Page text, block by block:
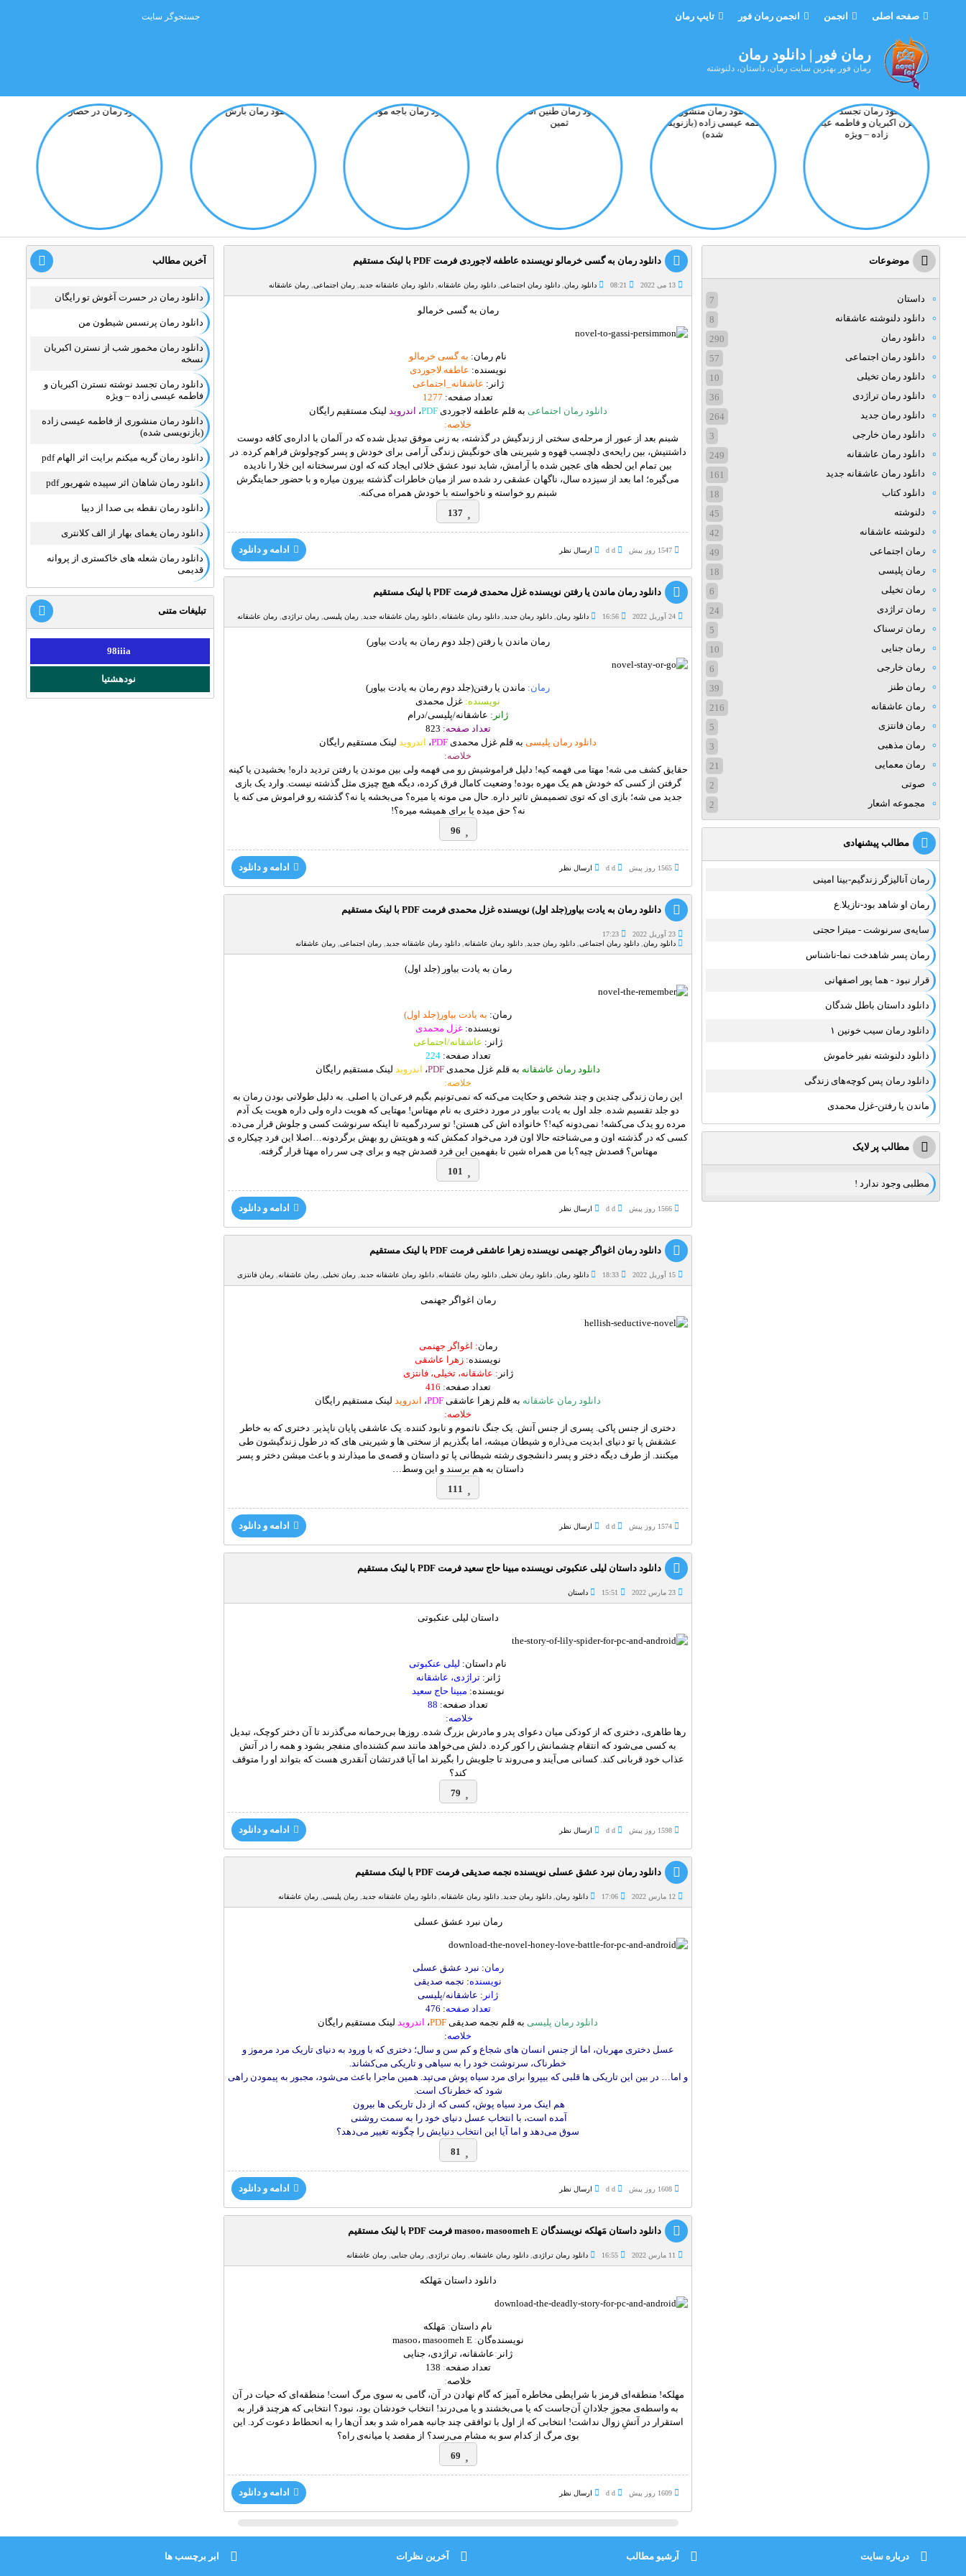
صفحه اصلی انجمن انجمن رمان فور تایپ رمان
رمان فور | دانلود رمان
رمان فور بهترین سایت رمان، داستان، دلنوشته
دانلود رمان به گسی خرمالو نویسنده عاطفه لاجوردی فرمت PDF با لینک مستقیم
13 می 2022 08:21 دانلود رمان دانلود رمان اجتماعی دانلود رمان عاشقانه دانلود رمان عاشقانه جدید رمان اجتماعی رمان عاشقانه
رمان به گسی خرمالو
نام رمان: به گسی خرمالو
نویسنده: عاطفه لاجوردی
ژانر: عاشقانه_اجتماعی
تعداد صفحه: 1277
دانلود رمان اجتماعی به قلم عاطفه لاجوردیPDF، اندروید لینک مستقیم رایگان
خلاصه:
شبنم بعد از عبور از مرحله‌ی سختی از زندگیش در گذشته، به زنی موفق تبدیل شده که در آلمان با اداره‌ی کافه دوست
داشتنیش، بین رایحه‌ی دلچسب قهوه و شیرینی های خونگیش زندگی آرامی برای خودش و پسر کوچولوش فراهم کرده. در
بین تمام این لحظه های عجین شده با آرامش، شاید نبود عشق خلائی ایجاد کنه که اون سرسختانه این خلا را نادیده
می‌گیره؛ اما بعد از سیزده سال، ناگهان عشقی رد شده سر از میان خاطرات گذشته بیرون میاره و با حضور حمایتگرش
شبنم رو خواسته و ناخواسته با خودش همراه می‌کنه.
137
ادامه و دانلود 1547 روز پيش d d ارسال نظر
دانلود رمان ماندن یا رفتن نویسنده غزل محمدی فرمت PDF با لینک مستقیم
24 آوریل 2022 16:56 دانلود رمان دانلود رمان جدید دانلود رمان عاشقانه دانلود رمان عاشقانه جدید رمان پلیسی رمان تراژدی رمان عاشقانه
رمان ماندن یا رفتن (جلد دوم رمان به یادت بیاور)
رمان: ماندن یا رفتن(جلد دوم رمان به یادت بیاور)
نویسنده: غزل محمدی
ژانر: عاشقانه/پلیسی/درام
تعداد صفحه:
دانلود رمان پلیسی به قلم غزل محمدی PDF، اندروید لینک مستقیم رایگان
خلاصه:
حقایق کشف می شه! مهتا می فهمه کیه! دلیل فراموشیش رو می فهمه ولی بین موندن یا رفتن تردید داره! بخشیدن یا کینه
گرفتن از کسی که خودش هم یک مهره بوده! وضعیت کامال فرق کرده، دیگه هیچ چیزی مثل گذشته نیست. وارد یک بازی
جدید می شه؛ بازی ای که توی تصمیمش تاثیر داره. حال می مونه یا میره؟ می‌بخشه یا نه؟ گذشته رو فراموش می کنه یا
نه؟ حق میده یا برای همیشه میره؟!
96
ادامه و دانلود 1565 روز پيش d d ارسال نظر
دانلود رمان به یادت بیاور(جلد اول) نویسنده غزل محمدی فرمت PDF با لینک مستقیم
23 آوریل 2022
17:23
دانلود رمان دانلود رمان اجتماعی دانلود رمان جدید دانلود رمان عاشقانه دانلود رمان عاشقانه جدید رمان اجتماعی رمان عاشقانه
رمان به یادت بیاور (جلد اول)
رمان: به یادت بیاور(جلد اول)
نویسنده: غزل محمدی
ژانر: عاشقانه/اجتماعی
تعداد صفحه:224
دانلود رمان عاشقانه به قلم غزل محمدی PDF، اندروید لینک مستقیم رایگان
خلاصه:
این رمان زندگی چندین و چند شخص و حکایت می‌کنه که نمی‌تونیم بگیم فرعی‌ان یا اصلی. به دلیل طولانی بودن رمان به
دو جلد تقسیم شده. جلد اول به یادت بیاور در مورد دختری به نام مهتاس! مهتایی که هویت داره ولی داره هویت یک آدم
مرده رو یدک می‌کشه! نمی‌دونه کیه!؟ خانواده اش کی‌ هستن! تو سردرگمیه تا اینکه سرنوشت کسی و جلوش قرار می‌ده.
کسی که در گذشته اون و می‌شناخته حالا اون فرد می‌خواد کمکش کنه و هویتش رو بهش برگردونه…اصلا این فرد چیکاره ی
مهتاس؟ قصدش چیه؟با من همراه شین تا بفهمین این فرد قصدش چیه و برای چی سر راه مهتا قرار گرفته.
101
ادامه و دانلود 1566 روز پيش d d ارسال نظر
دانلود رمان اغواگر جهنمی نویسنده زهرا عاشقی فرمت PDF با لینک مستقیم
15 آوریل 2022 18:33 دانلود رمان دانلود رمان تخیلی دانلود رمان عاشقانه دانلود رمان عاشقانه جدید رمان تخیلی رمان عاشقانه رمان فانتزی
رمان اغواگر جهنمی
رمان: اغواگر جهنمی
نویسنده: زهرا عاشقی
ژانر : عاشقانه، تخیلی، فانتزی
تعداد صفحه: 416
دانلود رمان عاشقانه به قلم زهرا عاشقی PDF، اندروید لینک مستقیم رایگان
خلاصه:
دختری از جنس پاکی. پسری از جنس آتش. یک جنگ ناتموم و نابود کننده. یک عاشقی پایان ناپذیر. دختری که به خاطر
عشقش پا تو دنیای ابدیت می‌ذاره و شیطان میشه، اما بگذریم از سختی ها و شیرینی های که در طول زندگیشون طی
میکنند. از طرف دیگه دختر و پسر دانشجوی رشته شیطانی پا تو داستان و قصه‌ی ما میذارند و باعث میشن دختر و پسر
داستان به هم برسند و این وسط…
111
ادامه و دانلود 1574 روز پيش d d ارسال نظر
دانلود داستان لیلی عنکبوتی نویسنده مبینا حاج سعید فرمت PDF با لینک مستقیم
23 مارس 2022 15:51 داستان
داستان لیلی عنکبوتی
نام داستان: لیلی عنکبوتی
ژانر:تراژدی، عاشقانه
نویسنده: مبینا حاج سعید
تعداد صفحه: 88
خلاصه:
رها طاهری، دختری که از کودکی میان دعوای پدر و مادرش بزرگ شده. روزها بی‌رحمانه می‌گذرند تا آن دختر کوچک، تبدیل
به کسی می‌شود که انتقام چشمانش را کور کرده. دلش می‌خواهد مانند سم کشنده‌ای منفجر بشود و همه را در آتش
عذاب خود قربانی کند. کسانی می‌آیند و می‌روند تا جلویش را بگیرند اما آیا قدرتشان آنقدری هست که بتواند او را متوقف
کند؟
79
ادامه و دانلود 1598 روز پيش d d ارسال نظر
دانلود رمان نبرد عشق عسلی نویسنده نجمه صدیقی فرمت PDF با لینک مستقیم
12 مارس 2022 17:06 دانلود رمان دانلود رمان جدید دانلود رمان عاشقانه دانلود رمان عاشقانه جدید رمان پلیسی رمان عاشقانه
رمان نبرد عشق عسلی
رمان: نبرد عشق عسلی
نویسنده: نجمه صدیقی
ژانر : عاشقانه/پلیسی
تعداد صفحه:
476
دانلود رمان پلیسی به قلم نجمه صدیقی PDF، اندروید لینک مستقیم رایگان
خلاصه:
عسل دختری مهربان، اما از جنس انسان های شجاع و کم سن و سال؛ دختری که با ورود به دنیای تاریک مرد مرموز و
خطرناک، سرنوشت خود را به سیاهی و تاریکی می‌کشاند.
و اما… در بین این تاریکی ها قلبی که بیپروا برای مرد سیاه پوش می‌تپد. همین ماجرا باعث می‌شود، مجبور به پیمودن راهی
شود که خطرناک است.
هم اینک مرد سیاه پوش، کسی که از دل تاریکی ها بیرون
آمده است، با انتخاب عسل دنیای خود را به سمت روشنی
سوق می‌دهد و اما آیا این انتخاب دنیایش را چگونه تغییر می‌دهد؟
81
ادامه و دانلود 1608 روز پيش d d ارسال نظر
دانلود داستان مَهلکه نویسندگان masoo، masoomeh E فرمت PDF با لینک مستقیم
11 مارس 2022 16:55 دانلود رمان تراژدی دانلود رمان عاشقانه رمان تراژدی رمان جنایی رمان عاشقانه
دانلود داستان مَهلکه
نام داستان: مَهلکه
نویسنده‌گان: masoo، masoomeh E
ژانر :عاشقانه، تراژدی، جنایی
تعداد صفحه:
خلاصه:
مهلکه! منطقه‌ای قرمز با شرایطی مخاطره آمیز که گام نهادن در آن، گامی به سوی مرگ است! منطقه‌ای که حیات در آن
به واسطه‌ی مجوزِ جلادانِ آن‌جاست که یا می‌بخشند و یا می‌درند! انتخاب خودشان بود، نبود؟ انتخابی که هرچند قرار به
استقرار در آتشِ زوال نداشت! انتخابی که از اول با توافقی چند جانبه همراه شد و بعد آن‌ها را به انحطاط دعوت کرد. این
بوی مرگ از کدام سو به مشام می‌رسد؟ از مقصد یا میانه‌ی راه؟
69
ادامه و دانلود 1609 روز پيش d d ارسال نظر
موضوعات
داستان
7
دانلود دلنوشته عاشقانه
8
دانلود رمان
290
دانلود رمان اجتماعی
57
دانلود رمان تخیلی
10
دانلود رمان تراژدی
36
دانلود رمان جدید
264
دانلود رمان خارجی
3
دانلود رمان عاشقانه
249
دانلود رمان عاشقانه جدید
161
دانلود کتاب
18
دلنوشته
45
دلنوشته عاشقانه
42
رمان اجتماعی
49
رمان پلیسی
18
رمان تخیلی
6
رمان تراژدی
24
رمان ترسناک
5
رمان جنایی
10
رمان خارجی
6
رمان طنز
39
رمان عاشقانه
216
رمان فانتزی
5
رمان مذهبی
3
رمان معمایی
21
صوتی
2
مجموعه اشعار
2
مطالب پیشنهادی
رمان آنالیزگر زندگیم-بینا امینی
رمان او شاهد بود-نازیلا.ع
سایه‌ی سرنوشت - میترا حجتی
رمان پسر شاهدخت نما-ناشناس
قرار نبود - هما پور اصفهانی
دانلود داستان باطل شدگان
دانلود رمان سیب خونین ۱
دانلود دلنوشته نفیر خاموش
دانلود رمان پس کوچه‌های زندگی
ماندن یا رفتن-غزل محمدی
مطالب پر لایک
مطلبی وجود ندارد !
آخرین مطالب
دانلود رمان در حسرت آغوش تو رایگان
دانلود رمان پرنسس شیطون من
دانلود رمان مخمور شب از نسترن اکبریان
نسخه
دانلود رمان تجسد نوشته نسترن اکبریان و
فاطمه عیسی زاده – ویژه
دانلود رمان منشوری از فاطمه عیسی زاده
(بازنویسی شده)
دانلود رمان گریه میکنم برایت اثر الهام pdf
دانلود رمان شاهان اثر سپیده شهریور pdf
دانلود رمان نقطه بی صدا از دیبا
دانلود رمان یغمای بهار از الف کلانتری
دانلود رمان شعله های خاکستری از پروانه
قدیمی
تبلیغات متنی
98iiia
نودهشتیا
درباره سایت آرشیو مطالب آخرین نظرات ابر برچسب ها